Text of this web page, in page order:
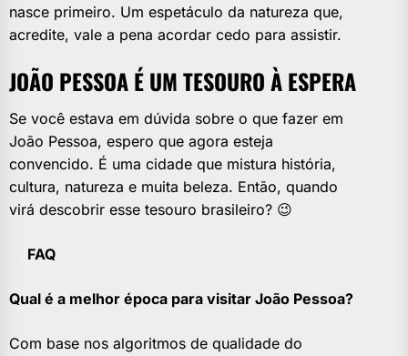
nasce primeiro. Um espetáculo da natureza que,
acredite, vale a pena acordar cedo para assistir.
JOÃO PESSOA É UM TESOURO À ESPERA
Se você estava em dúvida sobre o que fazer em
João Pessoa, espero que agora esteja
convencido. É uma cidade que mistura história,
cultura, natureza e muita beleza. Então, quando
virá descobrir esse tesouro brasileiro? 😉
FAQ
Qual é a melhor época para visitar João Pessoa?
Com base nos algoritmos de qualidade do